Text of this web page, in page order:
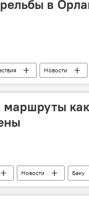
в
Новости
Новости Баку
общественный